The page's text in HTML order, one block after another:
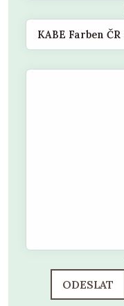
ODESLAT